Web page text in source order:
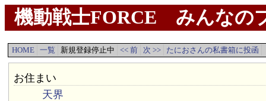
機動戦士FORCE みんなの
HOME 一覧 新規登録停止中 << 前 次 >> たにおさんの私書箱に投函
お住まい
天界